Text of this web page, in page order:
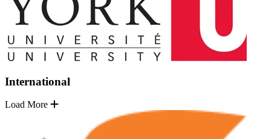
International
Load More